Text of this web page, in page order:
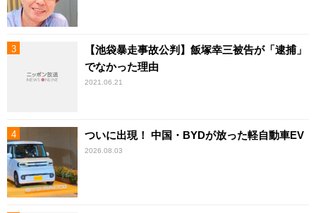
【池袋暴走事故公判】飯塚幸三被告が「逮捕」
でなかった理由
2021.06.21
ついに出現！ 中国・BYDが放った軽自動車EV
2026.08.03